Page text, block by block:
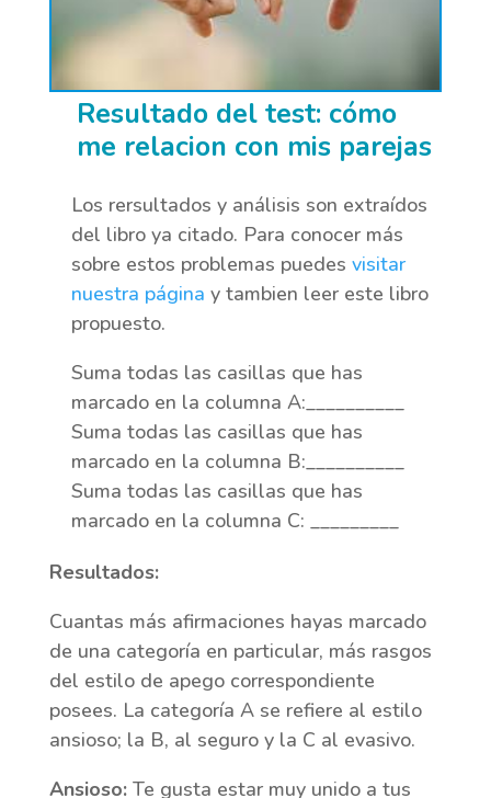
Resultado del test: cómo
me relacion con mis parejas
Los rersultados y análisis son extraídos
del libro ya citado. Para conocer más
sobre estos problemas puedes visitar
nuestra página y tambien leer este libro
propuesto.
Suma todas las casillas que has
marcado en la columna A:__________
Suma todas las casillas que has
marcado en la columna B:__________
Suma todas las casillas que has
marcado en la columna C: _________
Resultados:
Cuantas más afirmaciones hayas marcado
de una categoría en particular, más rasgos
del estilo de apego correspondiente
posees. La categoría A se refiere al estilo
ansioso; la B, al seguro y la C al evasivo.
Ansioso:Te gusta estar muy unido a tus